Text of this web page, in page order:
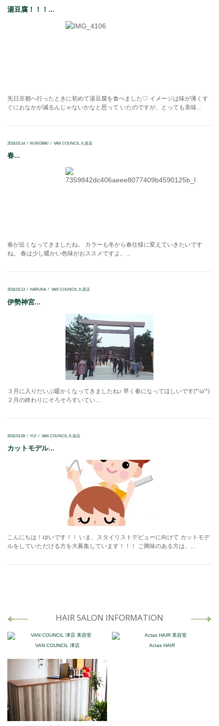
湯豆腐！！！...
先日京都へ行ったときに初めて湯豆腐を食べました♡ イメージは味が薄くす
ぐにおなかが減るんじゃないかなと思って いたのですが、とっても美味...
2018.03.14 NUNOBIKI VAN COUNCIL 久居店
春...
春が近くなってきましたね。 カラーも冬から春仕様に変えていきたいです
ね。 春は少し暖かい色味がおススメですよ。...
2018.03.13 HARUKA VAN COUNCIL 久居店
伊勢神宮...
３月に入りだいぶ暖かくなってきましたね♪ 早く春になってほしいです(*’ω’*)
２月の終わりにそろそろすいてい...
2018.03.09 YUI VAN COUNCIL 久居店
カットモデル...
こんにちは！ゆいです！！ いま、スタイリストデビューに向けて カットモデ
ルをしていただける方を大募集しています！！！ ご興味のある方は、...
HAIR SALON INFORMATION
VAN COUNCIL 津店 Actas HAIR